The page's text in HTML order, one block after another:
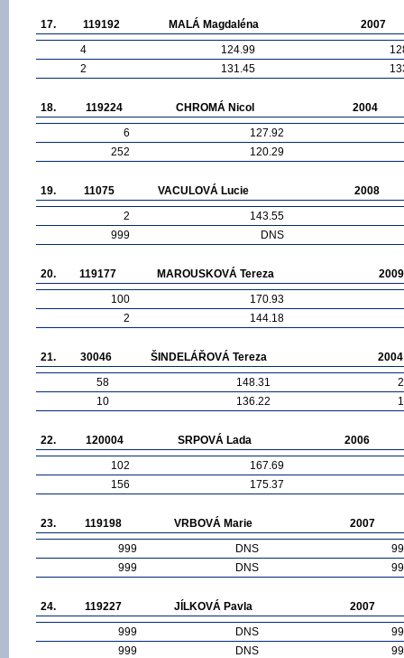
17. 119192 MALÁ Magdaléna
2007
4
124.99
2
131.45
18. 119224 CHROMÁ Nicol
2004
6
127.92
252
120.29
19. 11075 VACULOVÁ Lucie
2008
2
143.55
999
DNS
20. 119177 MAROUSKOVÁ Tereza
2009
100
170.93
2
144.18
21. 30046 ŠINDELÁŘOVÁ Tereza
2004
58
148.31
10
136.22
22. 120004 SRPOVÁ Lada
2006
102
167.69
156
175.37
23. 119198 VRBOVÁ Marie
2007
999
DNS
999
DNS
24. 119227 JÍLKOVÁ Pavla
2007
999
DNS
999
DNS